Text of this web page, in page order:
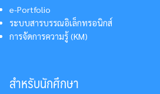
e-Portfolio
ระบบสารบรรณอิเล็กทรอนิกส์
การจัดการความรู้ (KM)
สำหรับนักศึกษา